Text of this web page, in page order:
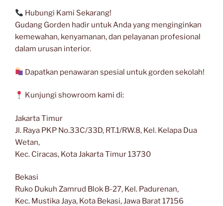
Hubungi Kami Sekarang!
Gudang Gorden hadir untuk Anda yang menginginkan
kemewahan, kenyamanan, dan pelayanan profesional
dalam urusan interior.
Dapatkan penawaran spesial untuk gorden sekolah!
Kunjungi showroom kami di:
Jakarta Timur
Jl. Raya PKP No.33C/33D, RT.1/RW.8, Kel. Kelapa Dua
Wetan,
Kec. Ciracas, Kota Jakarta Timur 13730
Bekasi
Ruko Dukuh Zamrud Blok B-27, Kel. Padurenan,
Kec. Mustika Jaya, Kota Bekasi, Jawa Barat 17156